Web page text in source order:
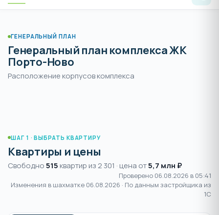
ГЕНЕРАЛЬНЫЙ ПЛАН
Генеральный план комплекса ЖК
Порто-Ново
Расположение корпусов комплекса
ШАГ 1 · ВЫБРАТЬ КВАРТИРУ
Квартиры и цены
Свободно515квартир из 2 301 · цена от5,7 млн ₽
Проверено 06.08.2026 в 05:41
Изменения в шахматке 06.08.2026 · По данным застройщика из
1С